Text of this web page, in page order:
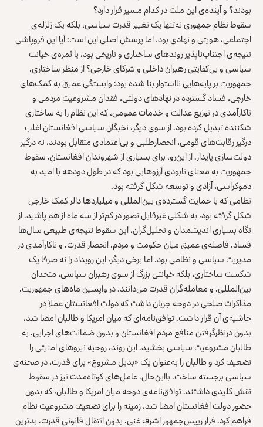
بودند؟ و آینده‌ی این ملت در کدام مسیر قرار دارد؟
سقوط نظام جمهوری نه‌تنها یک تغییر قدرت سیاسی، بلکه یک زلزله‌ی
اجتماعی، هویتی و نهادی بود. اما پرسش اصلی این است: آیا این فروپاشی
نتیجه‌ی اجتناب‌ناپذیر روندهای ساختاری و تاریخی بود، یا ثمره‌ی خیانت
سیاسی و بی‌کفایتی رهبران داخلی و شرکای خارجی؟ از منظر ساختاری،
جمهوریت بر پایه‌هایی نااستوار بنا شده بود؛ وابستگی عمیق به کمک‌های
خارجی، فساد گسترده در نهادهای دولتی، فقدان مشروعیت مردمی و
ناکارآمدی در توزیع عدالت و خدمات عمومی، که این نظام را به ساختاری
شکننده تبدیل کرده بود. از سوی دیگر، نخبگان سیاسی افغانستان اغلب
درگیر رقابت‌های قومی، انحصارطلبی و بی‌اعتمادی متقابل بودند، نه درگیر
دولت‌سازی پایدار. از این‌رو، برای بسیاری از شهروندان افغانستان، سقوط
جمهوریت به معنای نابودی آرزوهایی بود که در طول دودهه با امید به
دموکراسی، آزادی و توسعه شکل گرفته بود.
نظامی که با حمایت گسترده‌ی بین‌المللی و میلیاردها دالر کمک خارجی
شکل گرفته بود، به شکلی غیرقابل‌ تصور در کم‌تر از سه ماه از هم پاشید. از
نگاه بسیاری اندیشمدان و تحلیل‌گران، این سقوط نتیجه‌ی طبیعی سال‌ها
فساد، فاصله‌ی عمیق میان حکومت و مردم، انحصار قدرت، و ناکارآمدی در
مدیریت سیاسی و نظامی بود. اما برخی دیگر، این رویداد را نه صرفا یک
شکست ساختاری، بلکه خیانتی بزرگ از سوی رهبران سیاسی، متحدان
بین‌المللی، و معامله‌گران قدرت می‌دانند. در واپسین ماه‌های جمهوریت،
مذاکرات صلحی در دوحه جریان داشت که دولت افغانستان عملا در
حاشیه‌ی آن قرار داشت. توافق‌نامه‌ای که میان امریکا و طالبان امضا شد،
بدون درنظرگرفتن منافع مردم افغانستان و بدون ضمانت‌های اجرایی، به
طالبان مشروعیت سیاسی بخشید. این روند، روحیه نیروهای امنیتی را
تضعیف کرد و طالبان را به‌عنوان یک «بدیل مشروع» برای قدرت، در صحنه‌ی
سیاسی برجسته ساخت. بااین‌حال، عامل‌های کوتاه‌مدت نیز در سقوط
نقش کلیدی داشتند. توافق‌نامه‌ی دوحه میان امریکا و طالبان، که بدون
حضور دولت افغانستان امضا شد، زمینه را برای تضعیف مشروعیت نظام
فراهم کرد. فرار رییس‌جمهور اشرف غنی، بدون انتقال قانونی قدرت، بدترین